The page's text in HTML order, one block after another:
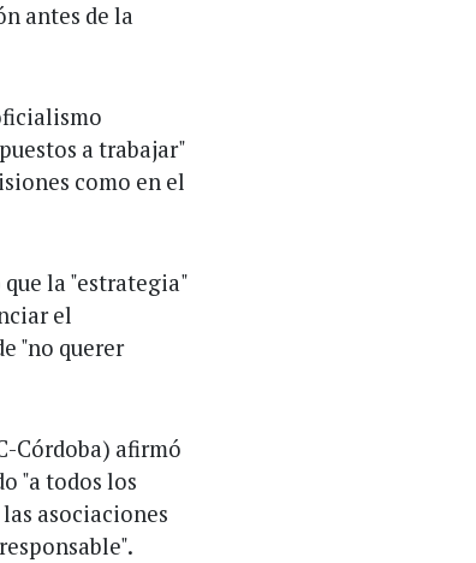
antes de la
a trabajar"
como en el
que la "estrategia"
el
"no querer
Córdoba) afirmó
"a todos los
asociaciones